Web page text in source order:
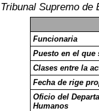
Supremo
Funcionaria
Puesto en el que
Clases entre la
Fecha de rige
Oficio del
Humanos